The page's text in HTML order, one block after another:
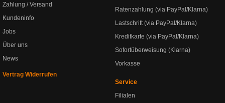
Zahlung / Versand
Kundeninfo
Jobs
Über uns
News
Vertrag Widerrufen
Ratenzahlung (via PayPal/Klarna)
Lastschrift (via PayPal/Klarna)
Kreditkarte (via PayPal/Klarna)
Sofortüberweisung (Klarna)
Vorkasse
Service
Filialen